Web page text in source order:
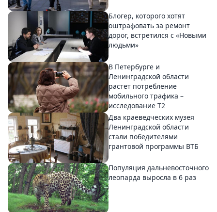
Блогер, которого хотят
оштрафовать за ремонт
дорог, встретился с «Новыми
людьми»
В Петербурге и
Ленинградской области
растет потребление
мобильного трафика –
исследование T2
Два краеведческих музея
Ленинградской области
стали победителями
грантовой программы ВТБ
Популяция дальневосточного
леопарда выросла в 6 раз